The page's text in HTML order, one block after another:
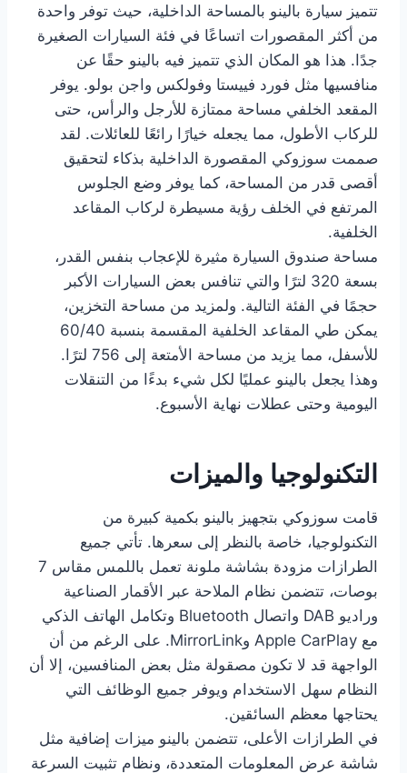
تتميز سيارة بالينو بالمساحة الداخلية، حيث توفر واحدة
من أكثر المقصورات اتساعًا في فئة السيارات الصغيرة
جدًا. هذا هو المكان الذي تتميز فيه بالينو حقًا عن
منافسيها مثل فورد فييستا وفولكس واجن بولو. يوفر
المقعد الخلفي مساحة ممتازة للأرجل والرأس، حتى
للركاب الأطول، مما يجعله خيارًا رائعًا للعائلات. لقد
صممت سوزوكي المقصورة الداخلية بذكاء لتحقيق
أقصى قدر من المساحة، كما يوفر وضع الجلوس
المرتفع في الخلف رؤية مسيطرة لركاب المقاعد
الخلفية.
مساحة صندوق السيارة مثيرة للإعجاب بنفس القدر،
بسعة 320 لترًا والتي تنافس بعض السيارات الأكبر
حجمًا في الفئة التالية. ولمزيد من مساحة التخزين،
يمكن طي المقاعد الخلفية المقسمة بنسبة 60/40
للأسفل، مما يزيد من مساحة الأمتعة إلى 756 لترًا.
وهذا يجعل بالينو عمليًا لكل شيء بدءًا من التنقلات
اليومية وحتى عطلات نهاية الأسبوع.
التكنولوجيا والميزات
قامت سوزوكي بتجهيز بالينو بكمية كبيرة من
التكنولوجيا، خاصة بالنظر إلى سعرها. تأتي جميع
الطرازات مزودة بشاشة ملونة تعمل باللمس مقاس 7
بوصات، تتضمن نظام الملاحة عبر الأقمار الصناعية
وراديو DAB واتصال Bluetooth وتكامل الهاتف الذكي
مع Apple CarPlay وMirrorLink. على الرغم من أن
الواجهة قد لا تكون مصقولة مثل بعض المنافسين، إلا أن
النظام سهل الاستخدام ويوفر جميع الوظائف التي
يحتاجها معظم السائقين.
في الطرازات الأعلى، تتضمن بالينو ميزات إضافية مثل
شاشة عرض المعلومات المتعددة، ونظام تثبيت السرعة